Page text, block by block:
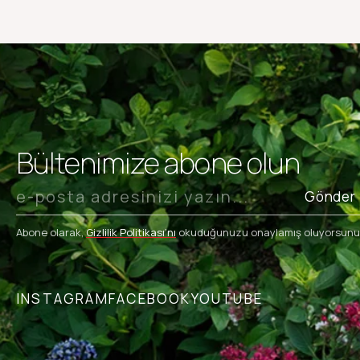
Bültenimize abone olun
Gönder
Abone olarak,Gizlilik Politikası’nı okuduğunuzu onaylamış
INSTAGRAMFACEBOOKYOUTUBE